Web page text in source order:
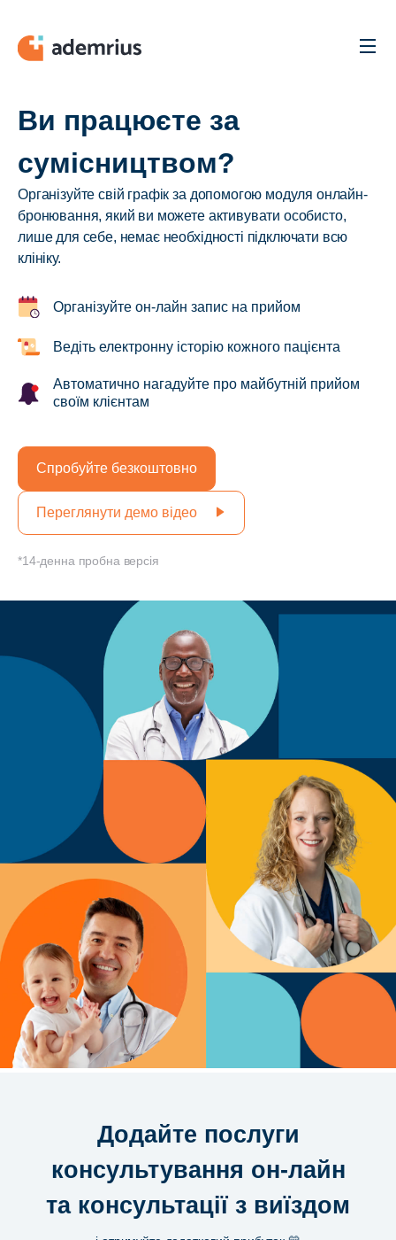
Ви працюєте за
сумісництвом?
Організуйте свій графік за допомогою модуля онлайн-
бронювання, який ви можете активувати особисто,
лише для себе, немає необхідності підключати всю
клініку.
Організуйте он-лайн запис на прийом
Ведіть електронну історію кожного пацієнта
Автоматично нагадуйте про майбутній прийом
своїм клієнтам
Спробуйте безкоштовно
Переглянути демо відео
*14-денна пробна версія
Додайте послуги
консультування он-лайн
та консультації з виїздом